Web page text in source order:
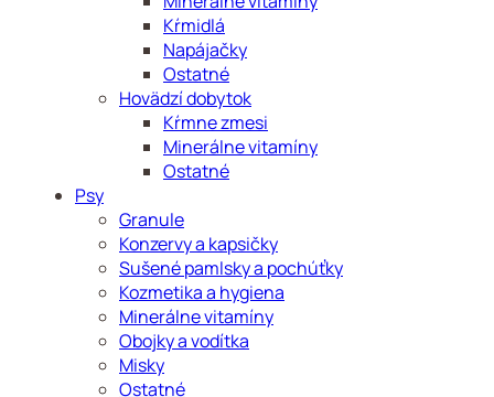
Kŕmidlá
Napájačky
Ostatné
Hovädzí dobytok
Kŕmne zmesi
Minerálne vitamíny
Ostatné
Psy
Granule
Konzervy a kapsičky
Sušené pamlsky a pochúťky
Kozmetika a hygiena
Minerálne vitamíny
Obojky a vodítka
Misky
Ostatné